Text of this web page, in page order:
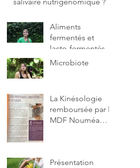
Aliments
fermentés et
lacto-fermentés
Microbiote
La Kinésologie
remboursée par la
MDF Nouméa
Présentation